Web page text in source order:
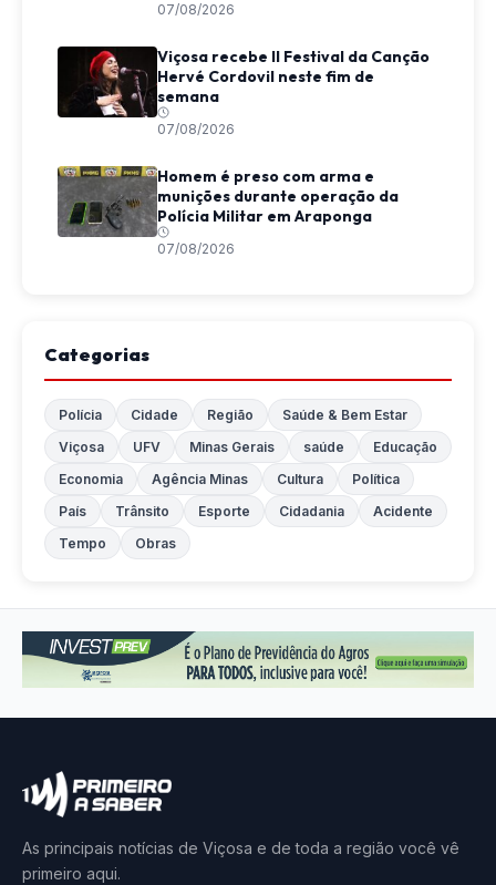
07/08/2026
Viçosa recebe II Festival da Canção
Hervé Cordovil neste fim de
semana
07/08/2026
Homem é preso com arma e
munições durante operação da
Polícia Militar em Araponga
07/08/2026
Categorias
Polícia Cidade Região
Saúde & Bem Estar
Viçosa
UFV Minas Gerais saúde
Educação
Economia
Agência Minas Cultura
Política
País
Trânsito Esporte Cidadania
Acidente
Tempo
Obras
As principais notícias de Viçosa e de toda a região você vê
primeiro aqui.